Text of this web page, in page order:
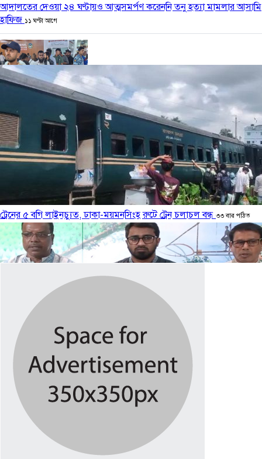
আদালতের দেওয়া ২৪ ঘণ্টায়ও আত্মসমর্পণ করেননি তনু হত্যা মামলার আসামি
হাফিজ ১১ ঘণ্টা আগে
লিবিয়া থেকে দেশে ফেরত এসেছে আরও ৩৪০ বাংলাদেশি ১২ ঘণ্টা আগে
কার্যক্রম নিষিদ্ধ আ. লীগকে রাজনীতি করার সুযোগ দেওয়া হবে না : রাশেদ খাঁন
কাঠামোগত সংস্কার না হলে এই সরকারও স্বৈরাচারী হবে : নাহিদ ইসলাম
ভারতে বসে হাসিনাকে ষড়যন্ত্রের সুযোগ দেওয়ায় ভারতের প্রতি জামায়াতের
ট্রেনের ৫ বগি লাইনচ্যুত, ঢাকা-ময়মনসিংহ রুটে ট্রেন চলাচল বন্ধ ৩৩ বার পঠিত
জামায়াত-এনসিপির ‘মব’ আওয়ামী লীগের ফেরার সুযোগ তৈরি করছে : রাশেদ
৩১ বার পঠিত